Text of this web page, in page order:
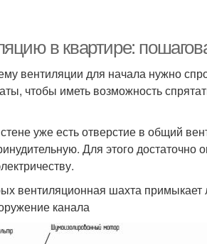
в квартире:
вентиляции для начала нужно
чтобы иметь возможность
уже есть отверстие в общий
Для этого достаточно
вентиляционная шахта
канала